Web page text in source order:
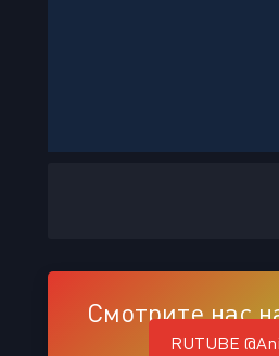
Смотрите нас
RUTUBE